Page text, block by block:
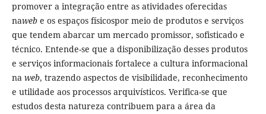
promover a integração entre as atividades oferecidas
nawebe os espaços físicospor meio de produtos e serviços
que tendem abarcar um mercado promissor, sofisticado e
técnico. Entende-se que a disponibilização desses produtos
e serviços informacionais fortalece a cultura informacional
na web, trazendo aspectos de visibilidade, reconhecimento
e utilidade aos processos arquivísticos. Verifica-se que
estudos desta natureza contribuem para a área da